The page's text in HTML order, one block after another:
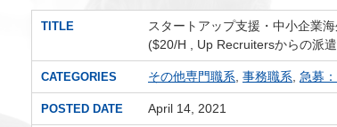
TITLE
スタートアップ支援・中小企業
($20/H , Up Recruitersからの派
CATEGORIES その他専門職系 事務職系 急募
POSTED DATE April 14, 2021